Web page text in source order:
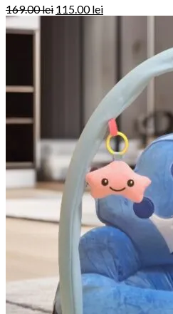
169.00 lei 115.00 lei